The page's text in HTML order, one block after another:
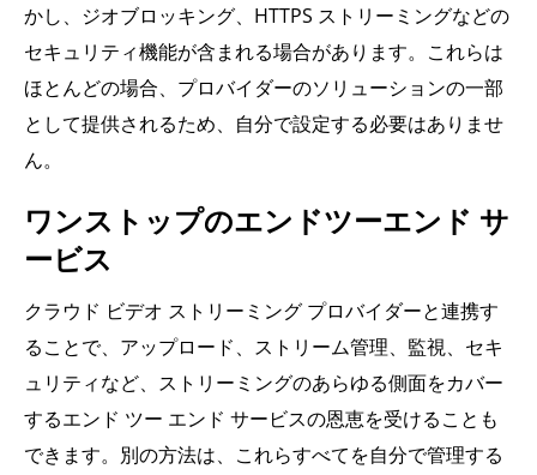
かし、ジオブロッキング、HTTPS ストリーミングなどの
セキュリティ機能が含まれる場合があります。これらは
ほとんどの場合、プロバイダーのソリューションの一部
として提供されるため、自分で設定する必要はありませ
ん。
ワンストップのエンドツーエンド サ
ービス
クラウド ビデオ ストリーミング プロバイダーと連携す
ることで、アップロード、ストリーム管理、監視、セキ
ュリティなど、ストリーミングのあらゆる側面をカバー
するエンド ツー エンド サービスの恩恵を受けることも
できます。別の方法は、これらすべてを自分で管理する